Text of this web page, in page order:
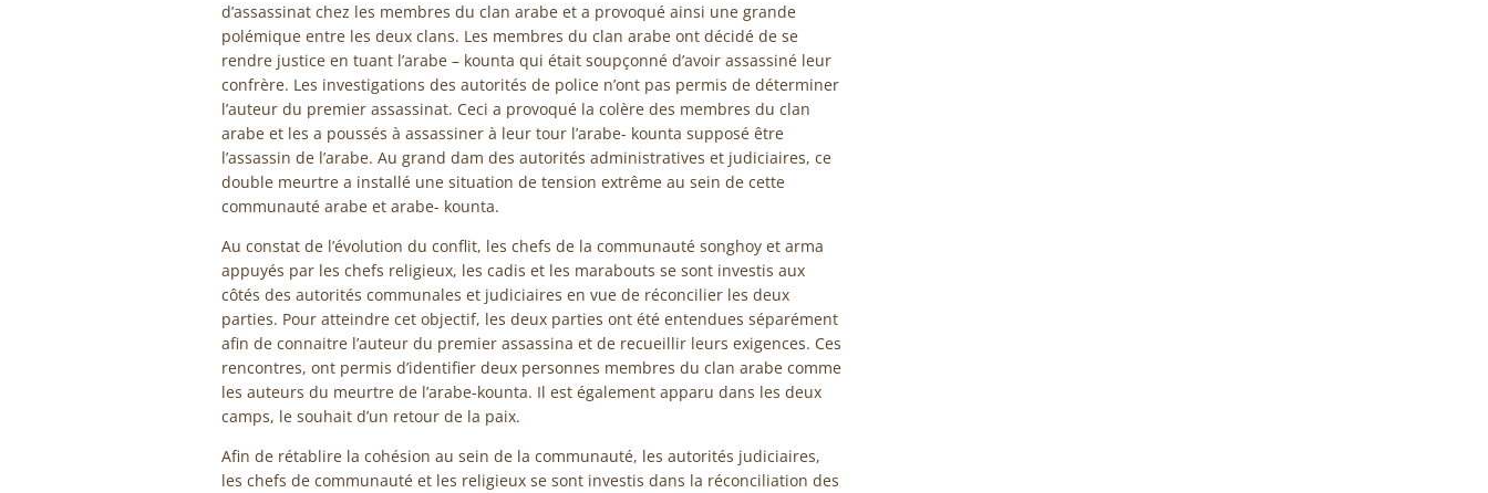
d’assassinat chez les membres du clan arabe et a provoqué ainsi une grande
polémique entre les deux clans. Les membres du clan arabe ont décidé de se
rendre justice en tuant l’arabe – kounta qui était soupçonné d’avoir assassiné leur
confrère. Les investigations des autorités de police n’ont pas permis de déterminer
l’auteur du premier assassinat. Ceci a provoqué la colère des membres du clan
arabe et les a poussés à assassiner à leur tour l’arabe- kounta supposé être
l’assassin de l’arabe. Au grand dam des autorités administratives et judiciaires, ce
double meurtre a installé une situation de tension extrême au sein de cette
communauté arabe et arabe- kounta.
Au constat de l’évolution du conflit, les chefs de la communauté songhoy et arma
appuyés par les chefs religieux, les cadis et les marabouts se sont investis aux
côtés des autorités communales et judiciaires en vue de réconcilier les deux
parties. Pour atteindre cet objectif, les deux parties ont été entendues séparément
afin de connaitre l’auteur du premier assassina et de recueillir leurs exigences. Ces
rencontres, ont permis d’identifier deux personnes membres du clan arabe comme
les auteurs du meurtre de l’arabe-kounta. Il est également apparu dans les deux
camps, le souhait d’un retour de la paix.
Afin de rétablire la cohésion au sein de la communauté, les autorités judiciaires,
les chefs de communauté et les religieux se sont investis dans la réconciliation des